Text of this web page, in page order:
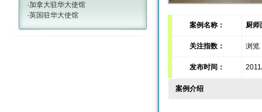
·加拿大驻华大使馆
·英国驻华大使馆
案例名称：
厨师
关注指数： 浏览
发布时间：
案例介绍